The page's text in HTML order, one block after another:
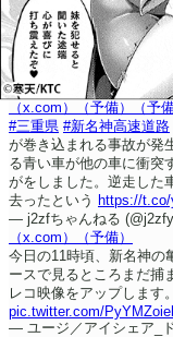
（x.com） （予備） （予
#三重県 #新名神高速道路
が巻き込まれる事故が発
る青い車が他の車に衝突
がをしました。 逆走した
去ったという https://
— j2zfちゃんねる
（x.com）
（予備）
今日の11時頃、新名神の
ースで見るところまだ捕
レコ映像をアップします。
pic.twitter.com/
— ユージ／アイシェア_